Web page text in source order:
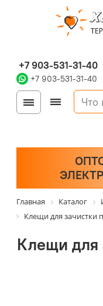
+7 903-531-31-40
+7 903-531-31-40
Главная Каталог
Клещи для зачистки
Клещи для